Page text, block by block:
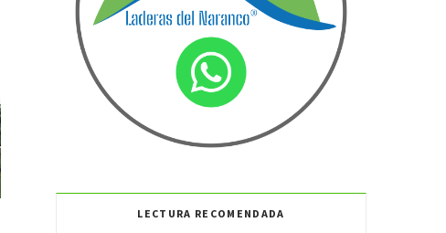
LECTURA RECOMENDADA